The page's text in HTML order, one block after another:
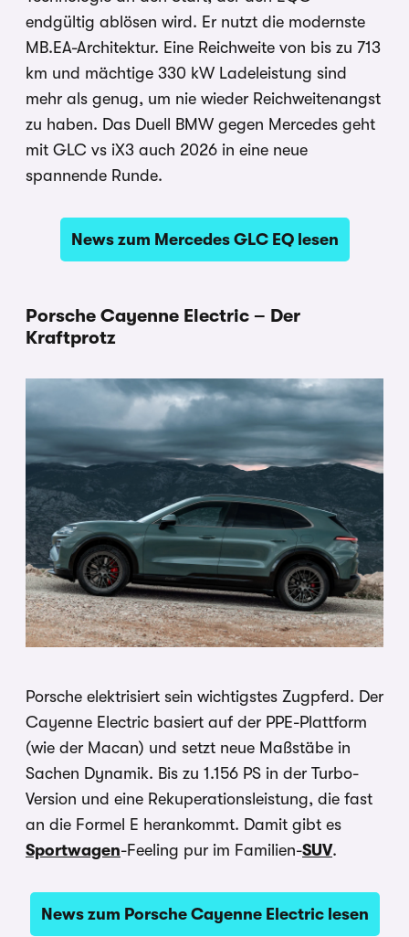
endgültig ablösen wird. Er nutzt die modernste
MB.EA-Architektur. Eine Reichweite von bis zu 713
km und mächtige 330 kW Ladeleistung sind
mehr als genug, um nie wieder Reichweitenangst
zu haben. Das Duell BMW gegen Mercedes geht
mit GLC vs iX3 auch 2026 in eine neue
spannende Runde.
News zum Mercedes GLC EQ lesen
Porsche Cayenne Electric – Der
Kraftprotz
Porsche elektrisiert sein wichtigstes Zugpferd. Der
Cayenne Electric basiert auf der PPE-Plattform
(wie der Macan) und setzt neue Maßstäbe in
Sachen Dynamik. Bis zu 1.156 PS in der Turbo-
Version und eine Rekuperationsleistung, die fast
an die Formel E herankommt. Damit gibt es
Sportwagen-Feeling pur im Familien-SUV.
News zum Porsche Cayenne Electric lesen